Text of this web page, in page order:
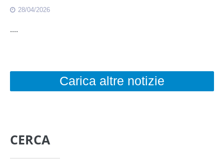
28/04/2026
....
Carica altre notizie
CERCA